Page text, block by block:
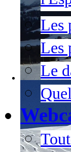
Les
Les
Le